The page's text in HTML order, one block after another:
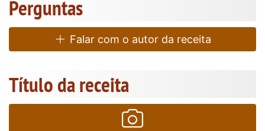
Perguntas
Falar com o autor da receita
Título da receita